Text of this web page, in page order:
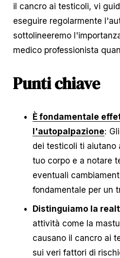
il cancro ai testicoli, vi
eseguire regolarmente
sottolineeremo
medico professionista
Punti chiave
È fondamentale
l'autopalpazione:
dei testicoli ti aiutano
tuo corpo e a notare
eventuali
fondamentale per un
Distinguiamo la
attività come la
causano il cancro ai
sui veri fattori di